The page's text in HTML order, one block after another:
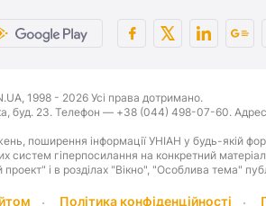
1998 - 2026 Усі права дотримано.
буд. 23. Телефон — +38 (044) 498-07-60.
поширення інформації УНІАН у будь-якій
систем гіперпосилання на конкретний
проект" і в розділах "Вікно", "Особлива тема"
Політика конфіденційності